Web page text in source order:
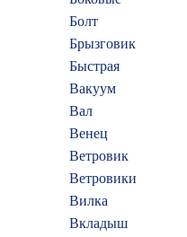
Болт
Брызговик
Быстрая
Вакуум
Вал
Венец
Ветровик
Ветровики
Вилка
Вкладыш